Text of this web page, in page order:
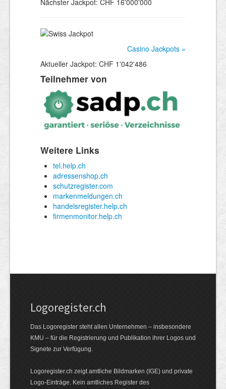
Logoregister.ch
Das Logoregister steht allen Unternehmen – insbesondere
KMU – für die Registrierung und Publikation ihrer Logos und
Signete zur Verfügung.
Logoregister.ch zeigt amtliche Bildmarken (IGE) und private
Logo-Einträge. Kein amtliches Register des